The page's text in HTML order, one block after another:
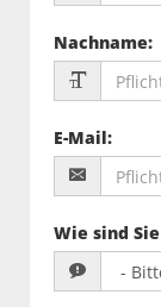
Nachname:
E-Mail:
Wie sind